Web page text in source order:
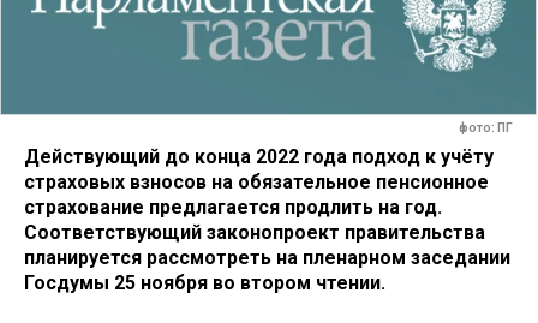
фото: ПГ
Действующий до конца 2022 года подход к учёту
страховых взносов на обязательное пенсионное
страхование предлагается продлить на год.
Соответствующий законопроект правительства
планируется рассмотреть на пленарном заседании
Госдумы 25 ноября во втором чтении.